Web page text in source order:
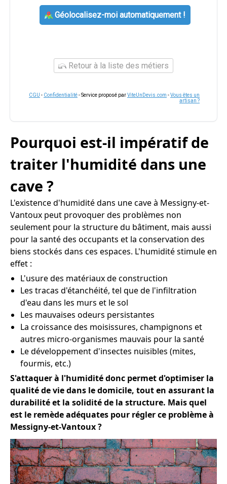
Géolocalisez-moi automatiquement !
Retour à la liste des métiers
CGU - Confidentialité- Service proposé parViteUnDevis.com -Vous êtes un
artisan ?
Pourquoi est-il impératif de
traiter l'humidité dans une
cave ?
L'existence d'humidité dans une cave à Messigny-et-
Vantoux peut provoquer des problèmes non
seulement pour la structure du bâtiment, mais aussi
pour la santé des occupants et la conservation des
biens stockés dans ces espaces. L'humidité stimule en
effet :
L'usure des matériaux de construction
Les tracas d'étanchéité, tel que de l'infiltration
d'eau dans les murs et le sol
Les mauvaises odeurs persistantes
La croissance des moisissures, champignons et
autres micro-organismes mauvais pour la santé
Le développement d'insectes nuisibles (mites,
fourmis, etc.)
S'attaquer à l'humidité donc permet d'optimiser la
qualité de vie dans le domicile, tout en assurant la
durabilité et la solidité de la structure. Mais quel
est le remède adéquates pour régler ce problème à
Messigny-et-Vantoux ?